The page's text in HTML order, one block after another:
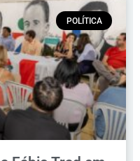
POLÍTICA